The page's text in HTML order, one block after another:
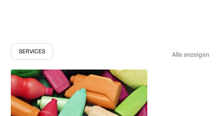
SERVICES Alle anzeigen